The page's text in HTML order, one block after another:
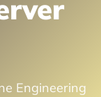
Engineering